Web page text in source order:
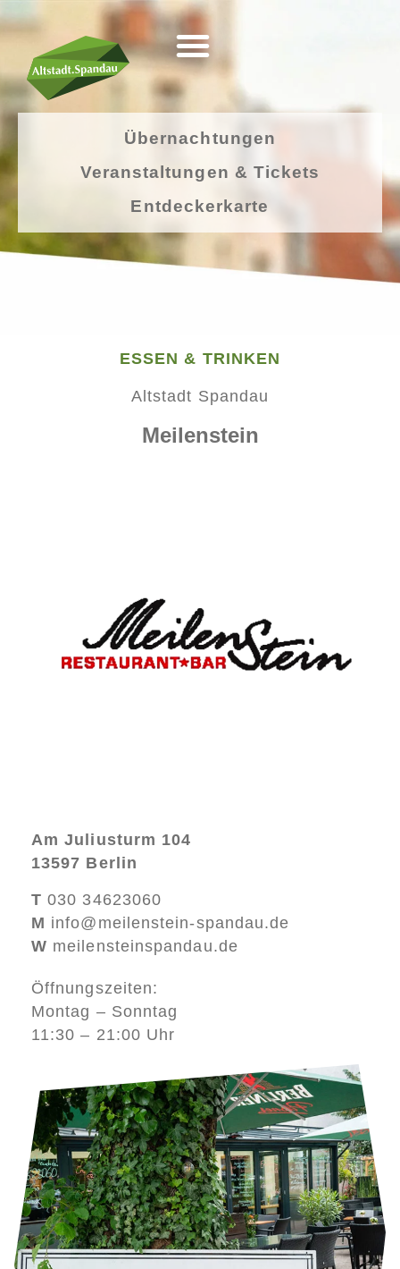
Übernachtungen
Veranstaltungen & Tickets
Entdeckerkarte
ESSEN & TRINKEN
Altstadt Spandau
Meilenstein
Am Juliusturm 104
13597 Berlin
T030 34623060
M info@meilenstein-spandau.de
W meilensteinspandau.de
Öffnungszeiten:
Montag – Sonntag
11:30 – 21:00 Uhr